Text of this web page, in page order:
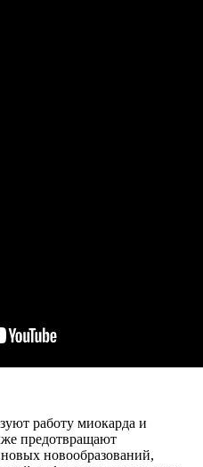
работу миокарда и
предотвращают
новообразований,